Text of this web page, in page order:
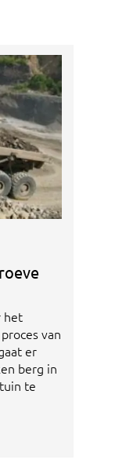
het
van
er
berg in
te